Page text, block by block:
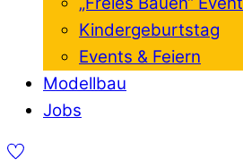
Kindergeburtstag
Events & Feiern
Modellbau
Jobs